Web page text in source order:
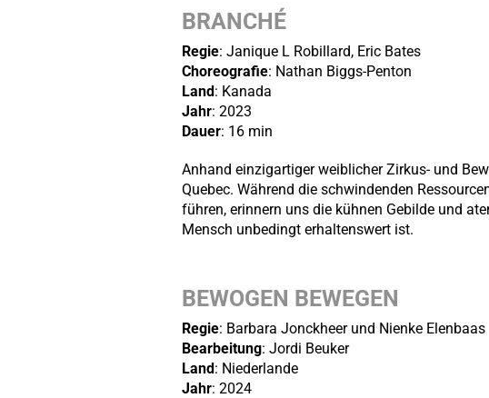
BRANCHÉ
Regie: Janique L Robillard, Eric Bates
Choreografie: Nathan Biggs-Penton
Land: Kanada
Jahr: 2023
Dauer: 16 min
Anhand einzigartiger weiblicher Zirkus- und
Quebec. Während die schwindenden
führen, erinnern uns die kühnen Gebilde und
Mensch unbedingt erhaltenswert ist.
BEWOGEN BEWEGEN
Regie: Barbara Jonckheer und Nienke Elenbaas
Bearbeitung: Jordi Beuker
Land: Niederlande
Jahr: 2024